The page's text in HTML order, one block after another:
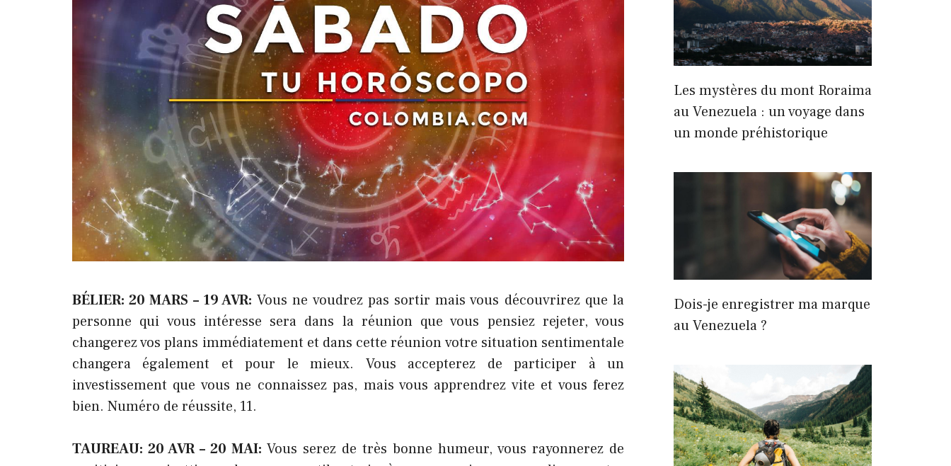
BÉLIER: 20 MARS – 19 AVR: Vous ne voudrez pas sortir mais vous découvrirez que la
personne qui vous intéresse sera dans la réunion que vous pensiez rejeter, vous
changerez vos plans immédiatement et dans cette réunion votre situation sentimentale
changera également et pour le mieux. Vous accepterez de participer à un
investissement que vous ne connaissez pas, mais vous apprendrez vite et vous ferez
bien. Numéro de réussite, 11.
TAUREAU: 20 AVR – 20 MAI: Vous serez de très bonne humeur, vous rayonnerez de
Les mystères du mont Roraima
au Venezuela : un voyage dans
un monde préhistorique
Dois-je enregistrer ma marque
au Venezuela ?